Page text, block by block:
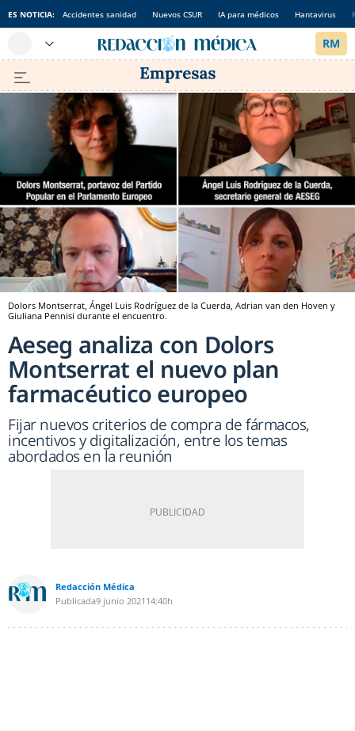
ES NOTICIA: Accidentes sanidad Nuevos CSUR IA para médicos Hantavirus
Dolors Montserrat, Ángel Luis Rodríguez de la Cuerda, Adrian van den Hoven y
Giuliana Pennisi durante el encuentro.
Aeseg analiza con Dolors
Montserrat el nuevo plan
farmacéutico europeo
Fijar nuevos criterios de compra de fármacos,
incentivos y digitalización, entre los temas
abordados en la reunión
Redacción Médica
Publicada9 junio 2021 14:40h